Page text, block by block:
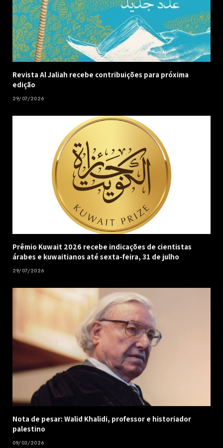
Revista Al Jaliah recebe contribuições para próxima
edição
29/07/2026
Prêmio Kuwait 2026 recebe indicações de cientistas
árabes e kuwaitianos até sexta-feira, 31 de julho
29/07/2026
Nota de pesar: Walid Khalidi, professor e historiador
palestino
09/03/2026